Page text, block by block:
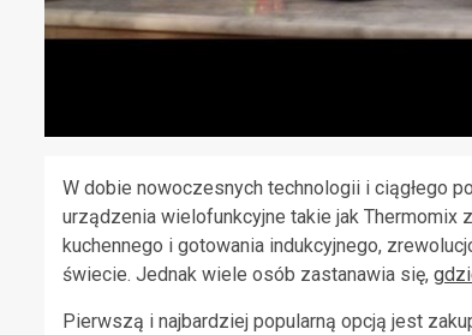
W dobie nowoczesnych technologii i ciągłego
urządzenia wielofunkcyjne takie jak Thermomix
kuchennego i gotowania indukcyjnego,
świecie. Jednak wiele osób zastanawia się,
Pierwszą i najbardziej popularną opcją jest